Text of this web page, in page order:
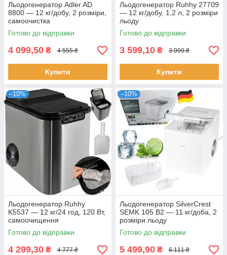
Льодогенератор Adler AD
8800 — 12 кг/добу, 2 розміри,
самоочистка
Готово до відправки
4 099,50 ₴ 4 555 ₴
Купити
Льодогенератор Ruhhy 27709
— 12 кг/добу, 1,2 л, 2 розміри
льоду
Готово до відправки
3 599,10 ₴ 3 999 ₴
Купити
–10%
Льодогенератор Ruhhy
K5537 — 12 кг/24 год, 120 Вт,
самоочищення
Готово до відправки
4 299,30 ₴ 4 777 ₴
–10%
Льодогенератор SilverCrest
SEMK 105 B2 — 11 кг/доба, 2
розміри льоду
Готово до відправки
5 499,90 ₴ 6 111 ₴